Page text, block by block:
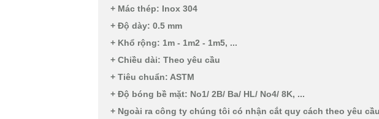
+ Mác thép: Inox 304
+ Độ dày: 0.5 mm
+ Khổ rộng: 1m - 1m2 - 1m5, ...
+ Chiều dài: Theo yêu cầu
+ Tiêu chuẩn: ASTM
+ Độ bóng bề mặt: No1/ 2B/ Ba/ HL/ No4/ 8K, ...
+ Ngoài ra công ty chúng tôi có nhận cắt quy cách theo yêu